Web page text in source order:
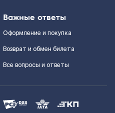
Важные ответы
Оформление и покупка
Возврат и обмен билета
Все вопросы и ответы